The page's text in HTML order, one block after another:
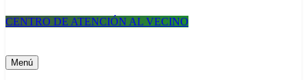
CENTRO DE ATENCIÓN AL VECINO
Menú